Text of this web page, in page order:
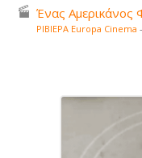
Ένας Αμερικάνος
ΡΙΒΙΕΡΑ Europa Cinema